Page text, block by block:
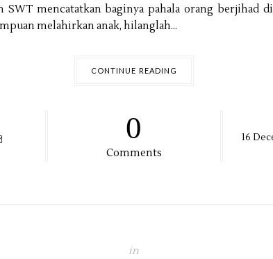
SWT mencatatkan baginya pahala orang berjihad
melahirkan anak, hilanglah...
CONTINUE READING
0
Comments
16
in